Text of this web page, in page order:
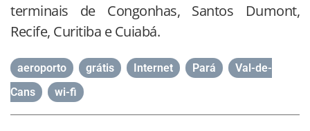
terminais de Congonhas, Santos Dumont,
Recife, Curitiba e Cuiabá.
aeroporto grátis Internet Pará
Val-de-
Cans
wi-fi